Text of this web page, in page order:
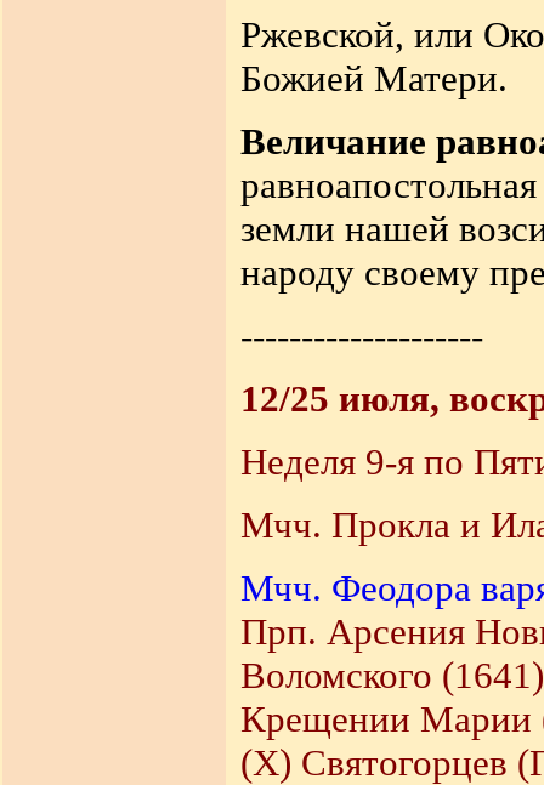
Ржевской, или
Божией Матери.
Величание
земли нашей
народу своему
--------------------
12/25 июля,
Неделя 9-я по
Мчч. Прокла и
Мчч. Феодора
Прп. Арсения
Воломского
Крещении Марии
(X) Святогорцев